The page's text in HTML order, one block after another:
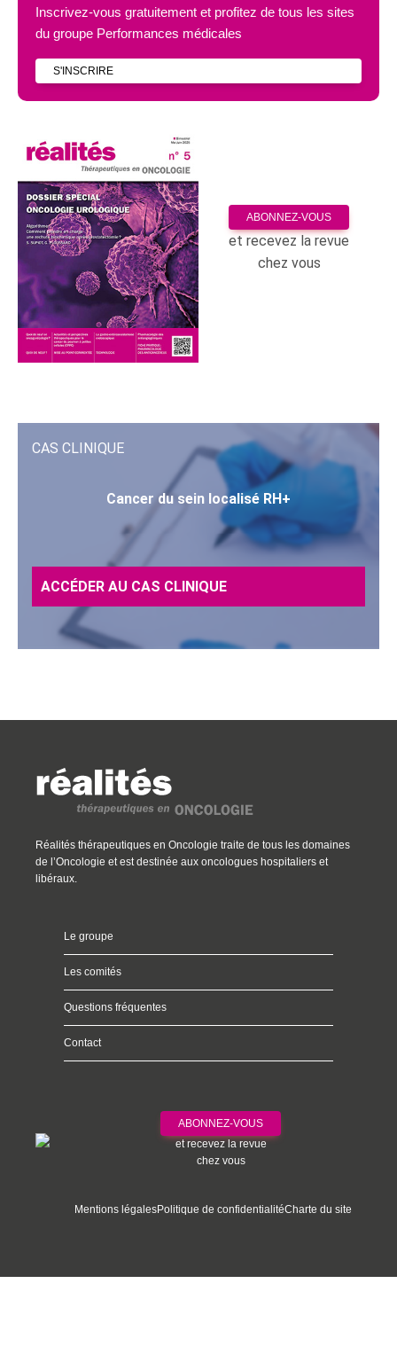
Inscrivez-vous gratuitement et profitez de tous les sites
du groupe Performances médicales
S'INSCRIRE
ABONNEZ-VOUS
et recevez la revue
chez vous
CAS CLINIQUE
Cancer du sein localisé RH+
ACCÉDER AU CAS CLINIQUE
Réalités thérapeutiques en Oncologie traite de tous les domaines
de l’Oncologie et est destinée aux oncologues hospitaliers et
libéraux.
Le groupe
Les comités
Questions fréquentes
Contact
ABONNEZ-VOUS
et recevez la revue
chez vous
Mentions légalesPolitique de confidentialitéCharte du site